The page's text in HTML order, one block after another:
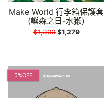
Make World 行李箱保護套
(嶼森之日-水獺)
$1,390$1,279
5%OFF